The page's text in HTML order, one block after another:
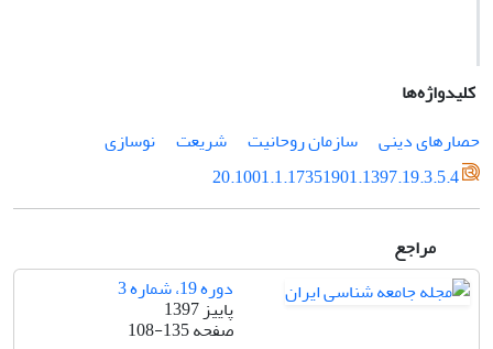
کلیدواژه‌ها
حصارهای دینی
سازمان روحانیت شریعت
نوسازی
20.1001.1.17351901.1397.19.3.5.4
مراجع
دوره 19، شماره 3
پاییز 1397
صفحه108-135